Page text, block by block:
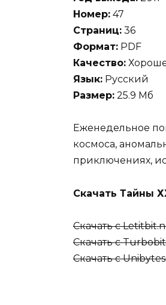
Номер: 47
Страниц: 36
Формат: PDF
Качество:
Язык: Русский
Размер: 25.9 Мб
Еженедельное
космоса,
приключениях,
Скачать Тайны
Скачать с
Скачать с
Скачать с